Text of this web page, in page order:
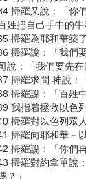
掃羅又說：「你
姓把自己手中的牛
掃羅為耶和華築
掃羅說：「我們
說：「我們要先在
掃羅求問 神說：
掃羅說：「百姓
我指着拯救以色
掃羅對以色列眾
掃羅向耶和華－
掃羅說：「你們
掃羅對約拿單說
？」